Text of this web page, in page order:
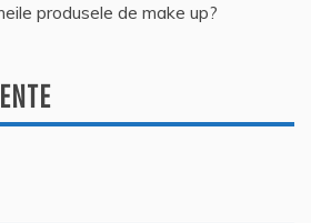
produsele de make up?